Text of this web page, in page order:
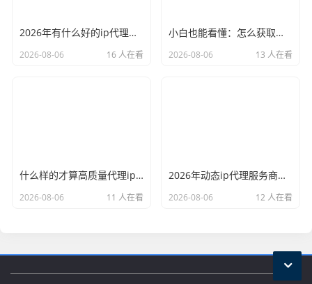
2026年有什么好的ip代理软件？亲测后我只推荐这几个
2026-08-06 16 人在看
小白也能看懂：怎么获取代理ip和端口号，一步步教会你
2026-08-06 13 人在看
什么样的才算高质量代理ip？资深玩家总结了三个硬指标
2026-08-06 11 人在看
2026年动态ip代理服务商有哪些？这份清单建议收藏
2026-08-06 12 人在看